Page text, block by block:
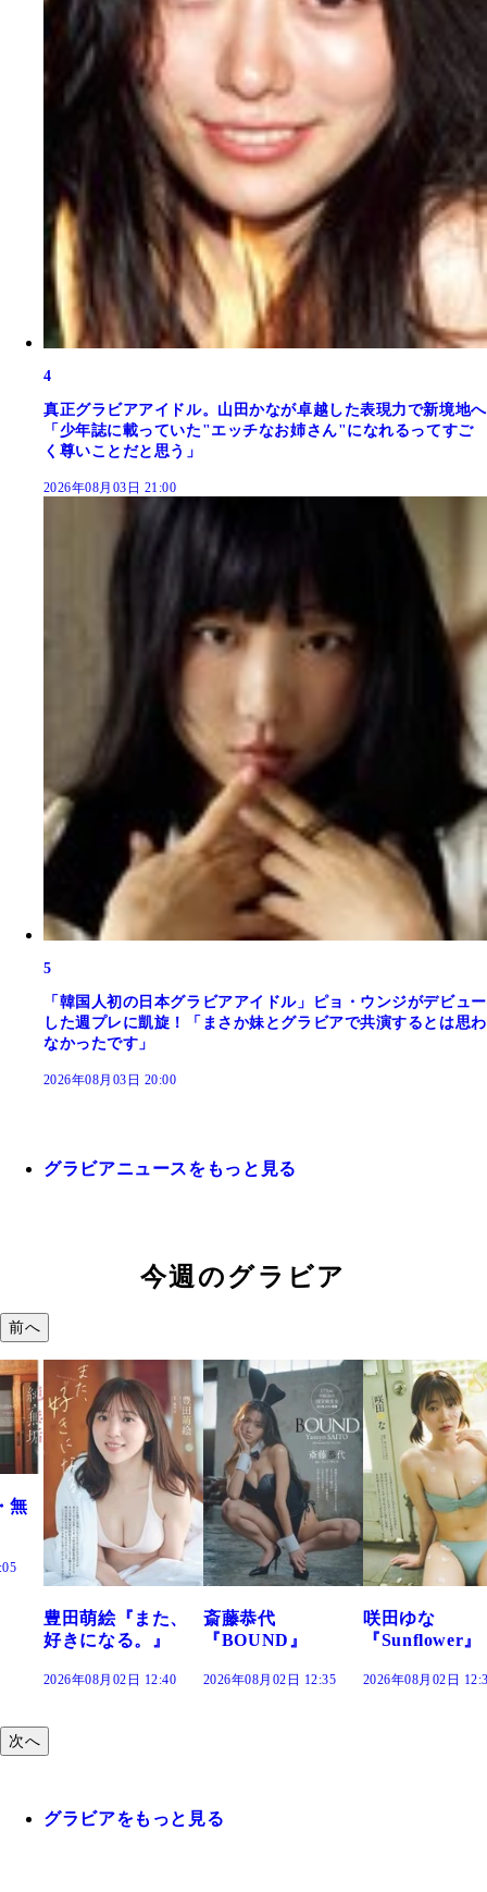
4
真正グラビアアイドル。山田かなが卓越した表現力で新境地へ
「少年誌に載っていた"エッチなお姉さん"になれるってすご
く尊いことだと思う」
2026年08月03日 21:00
5
「韓国人初の日本グラビアアイドル」ピョ・ウンジがデビュー
した週プレに凱旋！「まさか妹とグラビアで共演するとは思わ
なかったです」
2026年08月03日 20:00
グラビアニュースをもっと見る
今週のグラビア
前へ
斎藤恭代
『BOUND』
2026年08月02日 12:35
咲田ゆな
『Sunflower』
2026年08月02日 12:30
藤水咲桜『花
だまり』
2026年08月02日
次へ
グラビアをもっと見る